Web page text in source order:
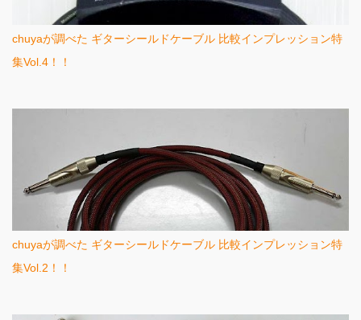
chuyaが調べた ギターシールドケーブル 比較インプレッション特
集Vol.4！！
chuyaが調べた ギターシールドケーブル 比較インプレッション特
集Vol.2！！